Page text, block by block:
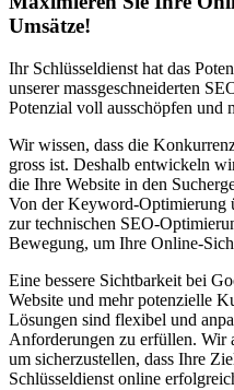
Umsätze!
Ihr Schlüsseldienst hat das
unserer massgeschneiderten
Potenzial voll ausschöpfen und
Wir wissen, dass die
gross ist. Deshalb entwickeln
die Ihre Website in den
Von der Keyword-Optimierung
zur technischen SEO-
Bewegung, um Ihre Online-
Eine bessere Sichtbarkeit bei
Website und mehr potenzielle
Lösungen sind flexibel und
Anforderungen zu erfüllen. Wir
um sicherzustellen, dass Ihre
Schlüsseldienst online